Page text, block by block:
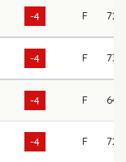
-4 F 72
-4 F 73
-4 F 64
-4 F 72